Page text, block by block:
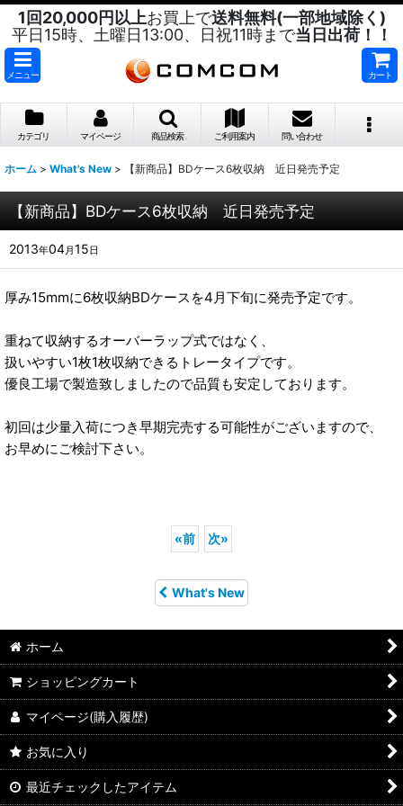
1回20,000円以上お買上で送料無料(一部地域除く)
平日15時、土曜日13:00、日祝11時まで当日出荷！！
メニュー カート
カテゴリ マイページ 商品検索 ご利用案内 問い合わせ
ホーム > What's New > 【新商品】BDケース6枚収納 近日発売予定
【新商品】BDケース6枚収納 近日発売予定
2013年04月 15 日
厚み15mmに6枚収納BDケースを4月下旬に発売予定です。
重ねて収納するオーバーラップ式ではなく、
扱いやすい1枚1枚収納できるトレータイプです。
優良工場で製造致しましたので品質も安定しております。
初回は少量入荷につき早期完売する可能性がございますので、
お早めにご検討下さい。
«前 次»
What's New
ホーム
ショッピングカート
マイページ(購入履歴)
お気に入り
最近チェックしたアイテム